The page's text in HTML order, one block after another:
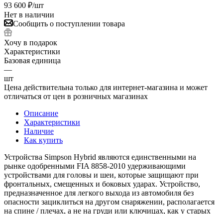
93 600 ₽/шт
Нет в наличии
Сообщить о поступлении товара
Хочу в подарок
Характеристики
Базовая единица
—
шт
Цена действительна только для интернет-магазина и может
отличаться от цен в розничных магазинах
Описание
Характеристики
Наличие
Как купить
Устройства Simpson Hybrid являются единственными на
рынке одобренными FIA 8858-2010 удерживающими
устройствами для головы и шеи, которые защищают при
фронтальных, смещенных и боковых ударах. Устройство,
предназначенное для легкого выхода из автомобиля без
опасности зациклиться на другом снаряжении, располагается
на спине / плечах, а не на груди или ключицах, как у старых